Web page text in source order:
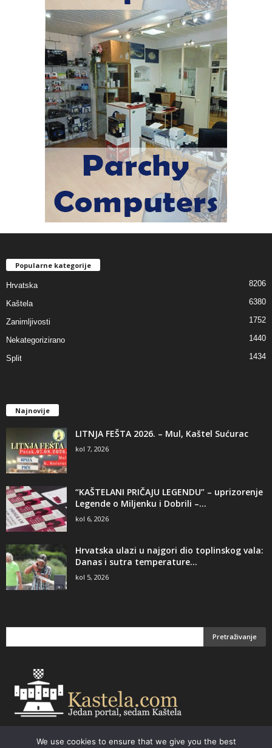
Popularne kategorije
Hrvatska 8206
Kaštela 6380
Zanimljivosti 1752
Nekategorizirano 1440
Split 1434
Najnovije
LITNJA FEŠTA 2026. – Mul, Kaštel Sućurac
kol 7, 2026
“KAŠTELANI PRIČAJU LEGENDU” – uprizorenje
Legende o Miljenku i Dobrili –...
kol 6, 2026
Hrvatska ulazi u najgori dio toplinskog vala:
Danas i sutra temperature...
kol 5, 2026
We use cookies to ensure that we give you the best